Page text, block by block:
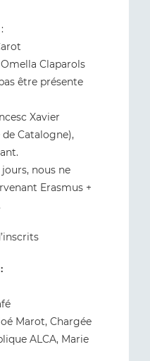
Claparols
être présente
Xavier
Catalogne),
jours, nous ne
Erasmus +
Marot, Chargée
ALCA, Marie